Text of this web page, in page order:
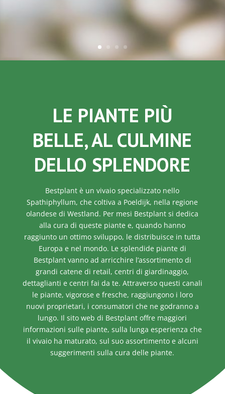
LE PIANTE PIÙ
BELLE, AL CULMINE
DELLO SPLENDORE
Bestplant è un vivaio specializzato nello
Spathiphyllum, che coltiva a Poeldijk, nella regione
olandese di Westland. Per mesi Bestplant si dedica
alla cura di queste piante e, quando hanno
raggiunto un ottimo sviluppo, le distribuisce in tutta
Europa e nel mondo. Le splendide piante di
Bestplant vanno ad arricchire l’assortimento di
grandi catene di retail, centri di giardinaggio,
dettaglianti e centri fai da te. Attraverso questi canali
le piante, vigorose e fresche, raggiungono i loro
nuovi proprietari, i consumatori che ne godranno a
lungo. Il sito web di Bestplant offre maggiori
informazioni sulle piante, sulla lunga esperienza che
il vivaio ha maturato, sul suo assortimento e alcuni
suggerimenti sulla cura delle piante.